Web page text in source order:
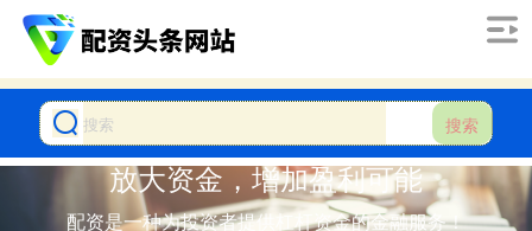
搜索
放大资金，增加盈利可能
配资是一种为投资者提供杠杆资金的金融服务！